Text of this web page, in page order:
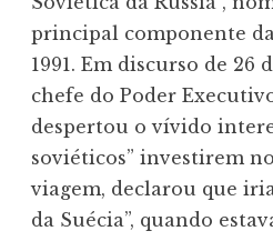
principal componente
1991. Em discurso de 26
chefe do Poder
despertou o vívido
soviéticos” investirem
viagem, declarou que
da Suécia”, quando